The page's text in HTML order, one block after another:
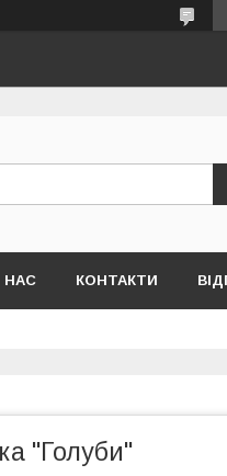
НАС КОНТАКТИ
"Голуби"